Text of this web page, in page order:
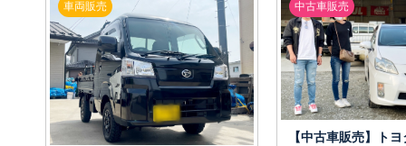
車両販売 中古車販売
【中古車販売】ト